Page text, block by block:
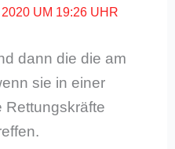
UM 19:26 UHR
dann die die am
sie in einer
Rettungskräfte